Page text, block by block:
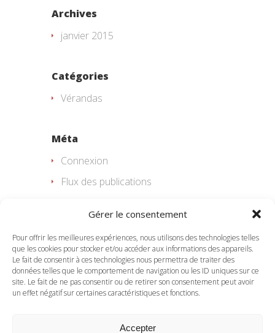
Gérer le consentement
Pour offrir les meilleures expériences, nous utilisons des technologies telles
que les cookies pour stocker et/ou accéder aux informations des appareils.
Le fait de consentir à ces technologies nous permettra de traiter des
données telles que le comportement de navigation ou les ID uniques sur ce
site. Le fait de ne pas consentir ou de retirer son consentement peut avoir
un effet négatif sur certaines caractéristiques et fonctions.
Accepter
Archives
janvier 2015
Catégories
Vérandas
Méta
Connexion
Flux des publications
e-Ness,création de site